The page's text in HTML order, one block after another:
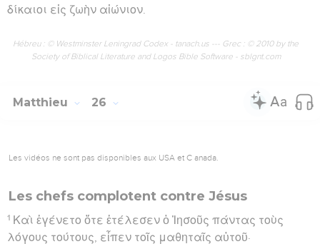
δίκαιοι εἰς ζωὴν αἰώνιον.
Hébreu : © Westminster Leningrad Codex - tanach.us --- Grec : © 2010 by the
Society of Biblical Literature and Logos Bible Software - sblgnt.com
Matthieu 26
Les vidéos ne sont pas disponibles aux USA et C anada.
Les chefs complotent contre Jésus
1 Καὶ ἐγένετο ὅτε ἐτέλεσεν ὁ Ἰησοῦς πάντας τοὺς
λόγους τούτους, εἶπεν τοῖς μαθηταῖς αὐτοῦ·